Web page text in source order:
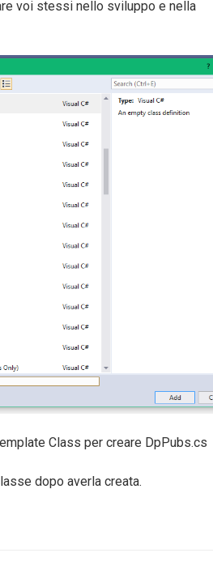
voi stessi nello sviluppo e nella
Class per creare DpPubs.cs
dopo averla creata.